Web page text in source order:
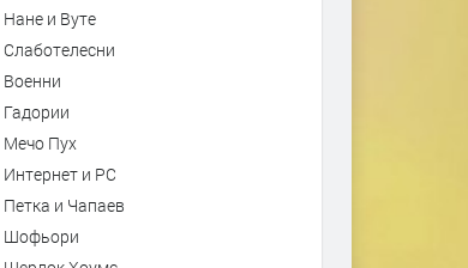
Нане и Вуте
Слаботелесни
Военни
Гадории
Мечо Пух
Интернет и PC
Петка и Чапаев
Шофьори